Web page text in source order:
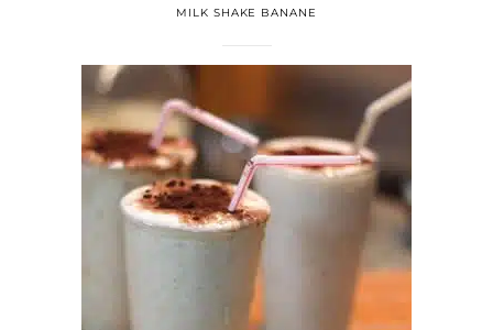
MILK SHAKE BANANE